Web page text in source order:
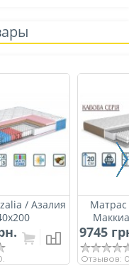
/ Азалия
9745
Отзывов: